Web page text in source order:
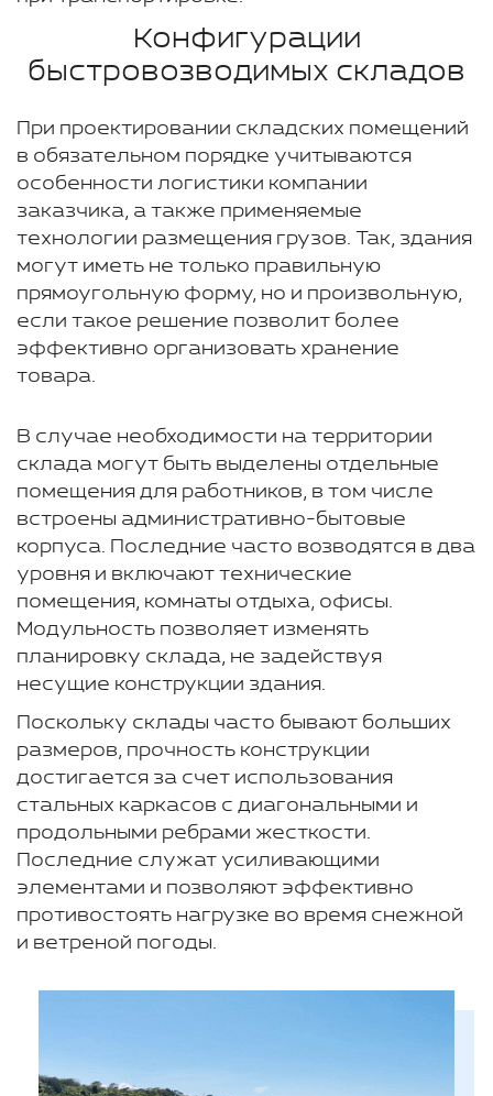
Конфигурации
быстровозводимых складов
При проектировании складских помещений
в обязательном порядке учитываются
особенности логистики компании
заказчика, а также применяемые
технологии размещения грузов. Так, здания
могут иметь не только правильную
прямоугольную форму, но и произвольную,
если такое решение позволит более
эффективно организовать хранение
товара.
В случае необходимости на территории
склада могут быть выделены отдельные
помещения для работников, в том числе
встроены административно-бытовые
корпуса. Последние часто возводятся в два
уровня и включают технические
помещения, комнаты отдыха, офисы.
Модульность позволяет изменять
планировку склада, не задействуя
несущие конструкции здания.
Поскольку склады часто бывают больших
размеров, прочность конструкции
достигается за счет использования
стальных каркасов с диагональными и
продольными ребрами жесткости.
Последние служат усиливающими
элементами и позволяют эффективно
противостоять нагрузке во время снежной
и ветреной погоды.